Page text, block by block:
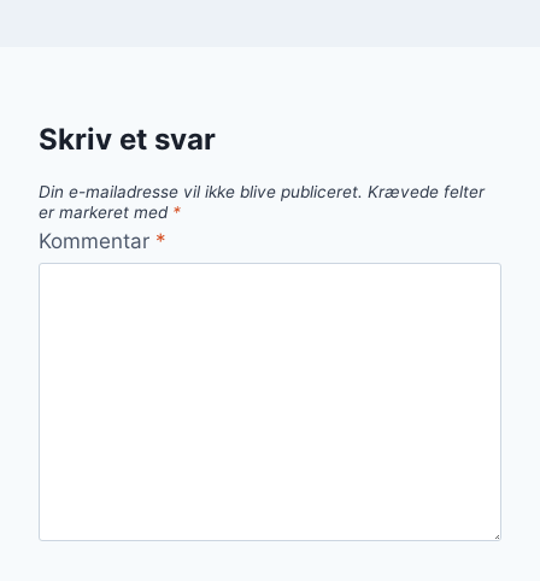
Skriv et svar
Din e-mailadresse vil ikke blive publiceret. Krævede felter
er markeret med *
Kommentar *